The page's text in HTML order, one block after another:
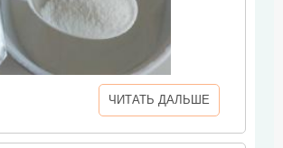
ЧИТАТЬ ДАЛЬШЕ